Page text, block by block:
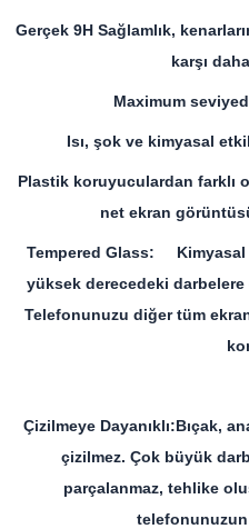
Gerçek 9H Sağlamlık,
karşı
Maximum
Isı, şok ve kimyasal
Plastik koruyuculardan farklı
net ekran
Tempered Glass: Kimyasal
yüksek derecedeki darbelere
Telefonunuzu diğer tüm
Çizilmeye Dayanıklı:Bıçak,
çizilmez. Çok büyük
parçalanmaz, tehlike
telefonunuzun